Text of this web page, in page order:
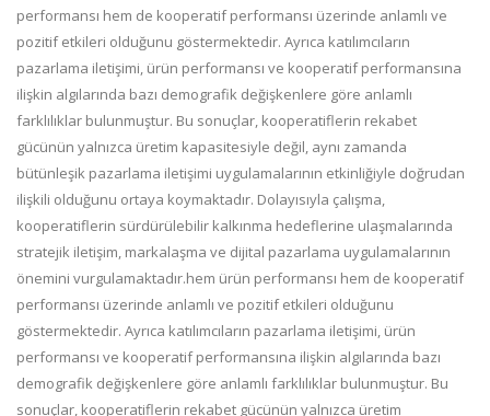
performansı hem de kooperatif performansı üzerinde anlamlı ve
pozitif etkileri olduğunu göstermektedir. Ayrıca katılımcıların
pazarlama iletişimi, ürün performansı ve kooperatif performansına
ilişkin algılarında bazı demografik değişkenlere göre anlamlı
farklılıklar bulunmuştur. Bu sonuçlar, kooperatiflerin rekabet
gücünün yalnızca üretim kapasitesiyle değil, aynı zamanda
bütünleşik pazarlama iletişimi uygulamalarının etkinliğiyle doğrudan
ilişkili olduğunu ortaya koymaktadır. Dolayısıyla çalışma,
kooperatiflerin sürdürülebilir kalkınma hedeflerine ulaşmalarında
stratejik iletişim, markalaşma ve dijital pazarlama uygulamalarının
önemini vurgulamaktadır.hem ürün performansı hem de kooperatif
performansı üzerinde anlamlı ve pozitif etkileri olduğunu
göstermektedir. Ayrıca katılımcıların pazarlama iletişimi, ürün
performansı ve kooperatif performansına ilişkin algılarında bazı
demografik değişkenlere göre anlamlı farklılıklar bulunmuştur. Bu
sonuçlar, kooperatiflerin rekabet gücünün yalnızca üretim